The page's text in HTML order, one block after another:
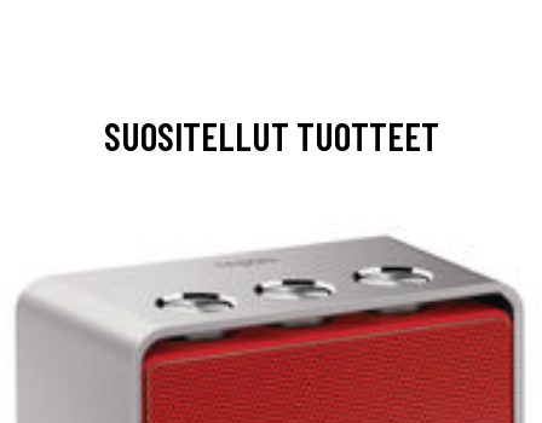
SUOSITELLUT TUOTTEET